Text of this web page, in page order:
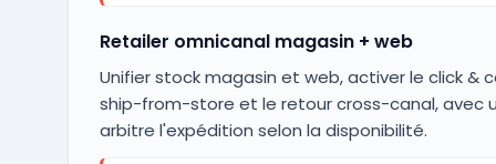
Retailer omnicanal magasin + web
Unifier stock magasin et web, activer le click &
ship-from-store et le retour cross-canal, avec
arbitre l'expédition selon la disponibilité.